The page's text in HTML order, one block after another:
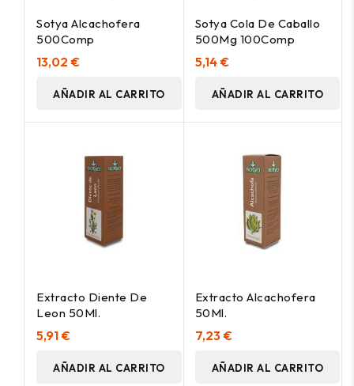
Sotya Alcachofera
500Comp
13,02 €
AÑADIR AL CARRITO
Sotya Cola De Caballo
500Mg 100Comp
5,14 €
AÑADIR AL CARRITO
Extracto Diente De
Leon 50Ml.
5,91 €
AÑADIR AL CARRITO
Extracto Alcachofera
50Ml.
7,23 €
AÑADIR AL CARRITO